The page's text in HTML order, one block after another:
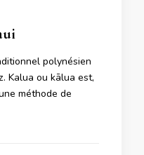
polynésien
Kalua ou kālua est,
méthode de